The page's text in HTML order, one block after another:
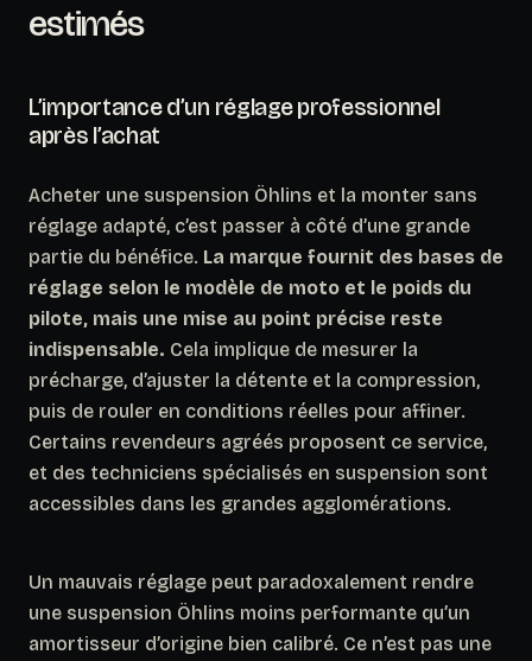
estimés
L’importance d’un réglage professionnel
après l’achat
Acheter une suspension Öhlins et la monter sans
réglage adapté, c’est passer à côté d’une grande
partie du bénéfice. La marque fournit des bases de
réglage selon le modèle de moto et le poids du
pilote, mais une mise au point précise reste
indispensable. Cela implique de mesurer la
précharge, d’ajuster la détente et la compression,
puis de rouler en conditions réelles pour affiner.
Certains revendeurs agréés proposent ce service,
et des techniciens spécialisés en suspension sont
accessibles dans les grandes agglomérations.
Un mauvais réglage peut paradoxalement rendre
une suspension Öhlins moins performante qu’un
amortisseur d’origine bien calibré. Ce n’est pas une